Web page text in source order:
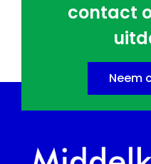
contact
Neem